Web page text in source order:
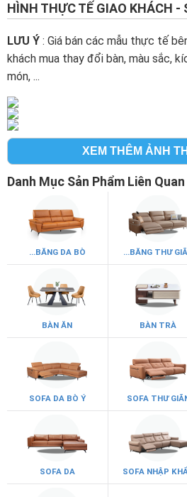
HÌNH THỰC TẾ GIAO KHÁCH -
LƯU Ý : Giá bán các mẫu thực tế
khách mua thay đổi bàn, màu sắc,
món, ...
XEM THÊM ẢNH
Danh Mục Sản Phẩm Liên Quan
...BĂNG DA BÒ ...BĂNG THƯ
BÀN ĂN BÀN TRÀ
SOFA DA BÒ Ý SOFA THƯ
SOFA DA SOFA NHẬP